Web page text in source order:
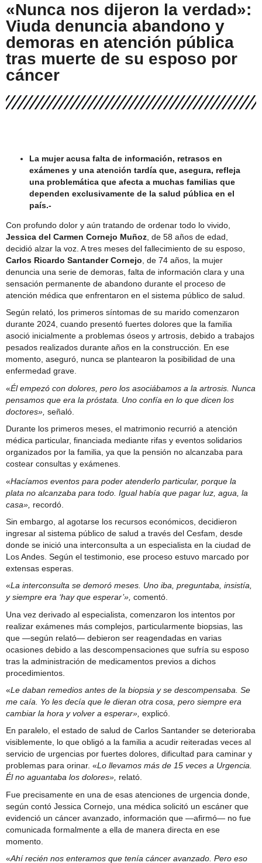
Chilquinta tras problemas a raíz del sistema frontal
Sin dar pelea Unión San Felipe se inclinó por la mínima ante la
Universidad de Chile Delegación Provincial encabeza
Comité Policial junto a Carabineros y PDI
«Nunca nos dijeron la verdad»:
Viuda denuncia abandono y
demoras en atención pública
tras muerte de su esposo por
cáncer
La mujer acusa falta de información, retrasos en
exámenes y una atención tardía que, asegura, refleja
una problemática que afecta a muchas familias que
dependen exclusivamente de la salud pública en el
país.-
Con profundo dolor y aún tratando de ordenar todo lo vivido,
Jessica del Carmen Cornejo Muñoz , de 58 años de edad,
decidió alzar la voz. A tres meses del fallecimiento de su esposo,
Carlos Ricardo Santander Cornejo , de 74 años, la mujer
denuncia una serie de demoras, falta de información clara y una
sensación permanente de abandono durante el proceso de
atención médica que enfrentaron en el sistema público de salud.
Según relató, los primeros síntomas de su marido comenzaron
durante 2024, cuando presentó fuertes dolores que la familia
asoció inicialmente a problemas óseos y artrosis, debido a trabajos
pesados realizados durante años en la construcción. En ese
momento, aseguró, nunca se plantearon la posibilidad de una
enfermedad grave.
«Él empezó con dolores, pero los asociábamos a la artrosis. Nunca
pensamos que era la próstata. Uno confía en lo que dicen los
doctores», señaló.
Durante los primeros meses, el matrimonio recurrió a atención
médica particular, financiada mediante rifas y eventos solidarios
organizados por la familia, ya que la pensión no alcanzaba para
costear consultas y exámenes.
«Hacíamos eventos para poder atenderlo particular, porque la
plata no alcanzaba para todo. Igual había que pagar luz, agua, la
casa», recordó.
Sin embargo, al agotarse los recursos económicos, decidieron
ingresar al sistema público de salud a través del Cesfam, desde
donde se inició una interconsulta a un especialista en la ciudad de
Los Andes. Según el testimonio, ese proceso estuvo marcado por
extensas esperas.
«La interconsulta se demoró meses. Uno iba, preguntaba, insistía,
y siempre era ‘hay que esperar’», comentó.
Una vez derivado al especialista, comenzaron los intentos por
realizar exámenes más complejos, particularmente biopsias, las
que —según relató— debieron ser reagendadas en varias
ocasiones debido a las descompensaciones que sufría su esposo
tras la administración de medicamentos previos a dichos
procedimientos.
«Le daban remedios antes de la biopsia y se descompensaba. Se
me caía. Yo les decía que le dieran otra cosa, pero siempre era
cambiar la hora y volver a esperar», explicó.
En paralelo, el estado de salud de Carlos Santander se deterioraba
visiblemente, lo que obligó a la familia a acudir reiteradas veces al
servicio de urgencias por fuertes dolores, dificultad para caminar y
problemas para orinar. «Lo llevamos más de 15 veces a Urgencia.
Él no aguantaba los dolores», relató.
Fue precisamente en una de esas atenciones de urgencia donde,
según contó Jessica Cornejo, una médica solicitó un escáner que
evidenció un cáncer avanzado, información que —afirmó— no fue
comunicada formalmente a ella de manera directa en ese
momento.
«Ahí recién nos enteramos que tenía cáncer avanzado. Pero eso